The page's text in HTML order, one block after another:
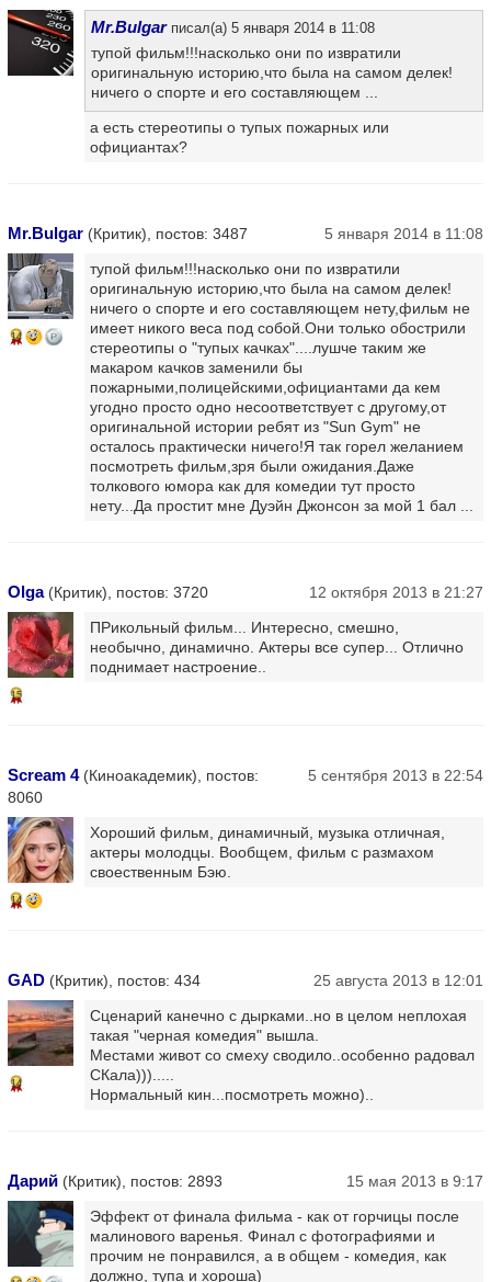
Mr.Bulgarписал(а) 5 января 2014 в 11:08
тупой фильм!!!насколько они по извратили
оригинальную историю,что была на самом делек!
ничего о спорте и его составляющем ...
а есть стереотипы о тупых пожарных или
официантах?
Mr.Bulgar (Критик), постов: 3487 5 января 2014 в 11:08
14
тупой фильм!!!насколько они по извратили
оригинальную историю,что была на самом делек!
ничего о спорте и его составляющем нету,фильм не
имеет никого веса под собой.Они только обострили
стереотипы о "тупых качках"....лушче таким же
макаром качков заменили бы
пожарными,полицейскими,официантами да кем
угодно просто одно несоответствует с другому,от
оригинальной истории ребят из "Sun Gym" не
осталось практически ничего!Я так горел желанием
посмотреть фильм,зря были ожидания.Даже
толкового юмора как для комедии тут просто
нету...Да простит мне Дуэйн Джонсон за мой 1 бал ...
Olga(Критик), постов: 3720 12 октября 2013 в 21:27
15
ПРикольный фильм... Интересно, смешно,
необычно, динамично. Актеры все супер... Отлично
поднимает настроение..
Scream 4(Киноакадемик), постов:
8060
5 сентября 2013 в 22:54
14
Хороший фильм, динамичный, музыка отличная,
актеры молодцы. Вообщем, фильм с размахом
своественным Бэю.
GAD (Критик), постов: 434 25 августа 2013 в 12:01
14
Сценарий канечно с дырками..но в целом неплохая
такая "черная комедия" вышла.
Местами живот со смеху сводило..особенно радовал
СКала))).....
Нормальный кин...посмотреть можно)..
Дарий (Критик), постов: 2893 15 мая 2013 в 9:17
Эффект от финала фильма - как от горчицы после
малинового варенья. Финал с фотографиями и
прочим не понравился, а в общем - комедия, как
должно, тупа и хороша)